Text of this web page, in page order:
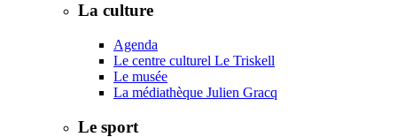
La culture
Agenda
Le centre culturel Le Triskell
Le musée
La médiathèque Julien Gracq
Le sport